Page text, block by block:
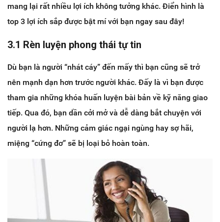
mang lại rất nhiều lợi ích không tưởng khác. Điển hình là
top 3 lợi ích sắp được bật mí với bạn ngay sau đây!
3.1 Rèn luyện phong thái tự tin
Dù bạn là người “nhát cáy” đến mấy thì bạn cũng sẽ trở
nên mạnh dạn hơn trước người khác. Đấy là vì bạn được
tham gia những khóa huấn luyện bài bản về kỹ năng giao
tiếp. Qua đó, bạn dần cởi mở và dễ dàng bắt chuyện với
người lạ hơn. Những cảm giác ngại ngùng hay sợ hãi,
miệng “cứng đơ” sẽ bị loại bỏ hoàn toàn.